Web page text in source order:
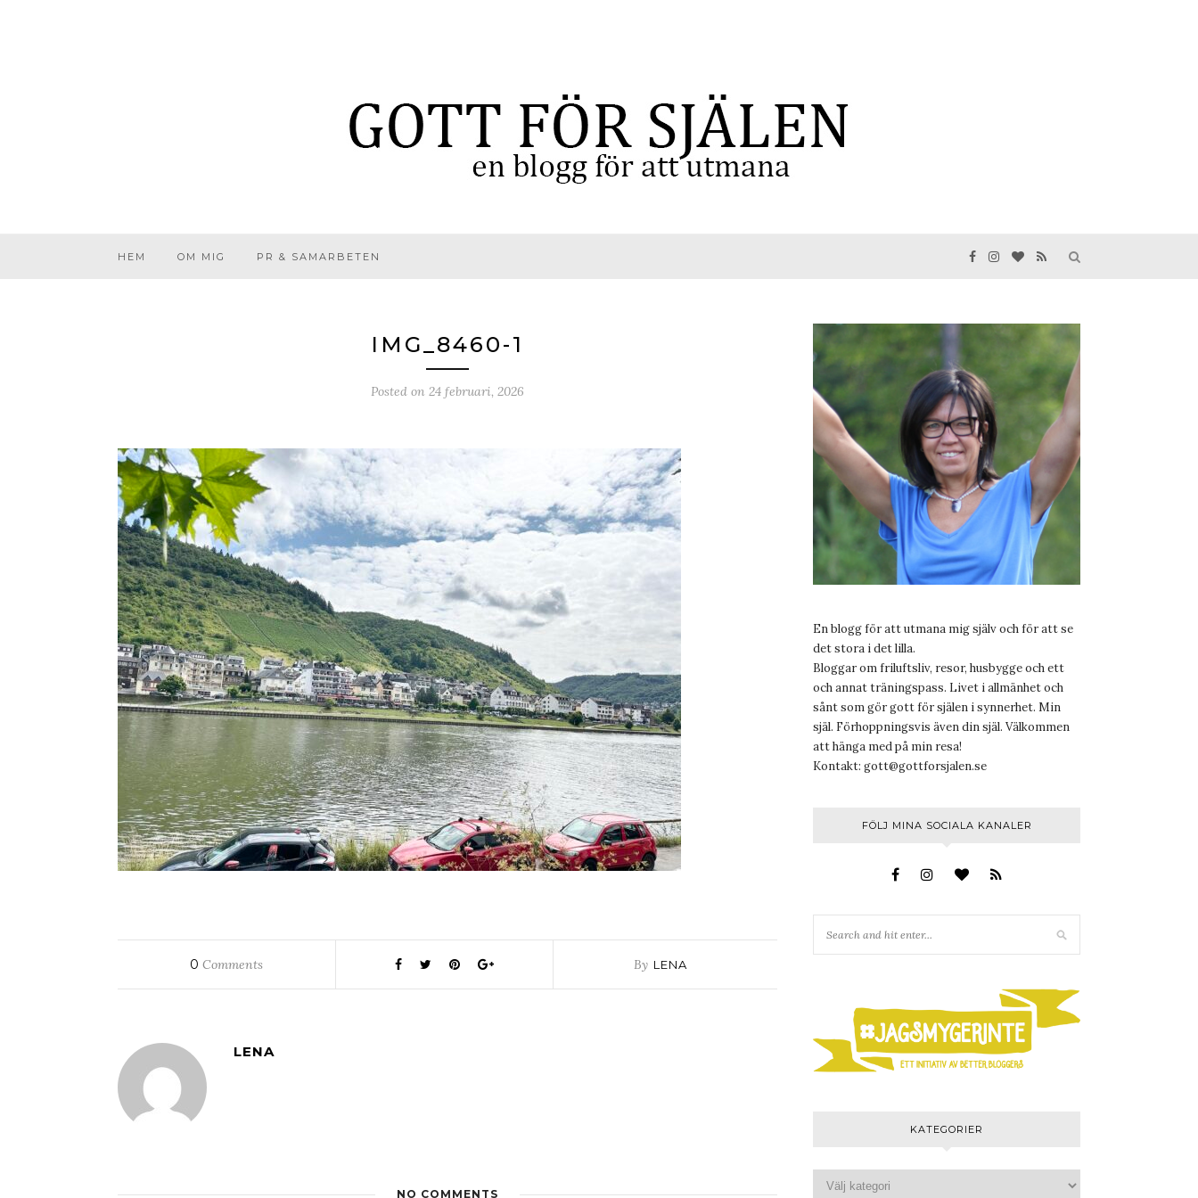
HEM OM MIG PR & SAMARBETEN
IMG_8460-1
Posted on 24 februari, 2026
0 Comments By LENA
LENA
NO COMMENTS
En blogg för att utmana mig själv och för att se
det stora i det lilla.
Bloggar om friluftsliv, resor, husbygge och ett
och annat träningspass. Livet i allmänhet och
sånt som gör gott för själen i synnerhet. Min
själ. Förhoppningsvis även din själ. Välkommen
att hänga med på min resa!
Kontakt: gott@gottforsjalen.se
FÖLJ MINA SOCIALA KANALER
KATEGORIER